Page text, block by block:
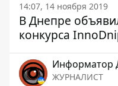
14:07, 14 ноября 2019
В Днепре
конкурса
Информатор
ЖУРНАЛИСТ